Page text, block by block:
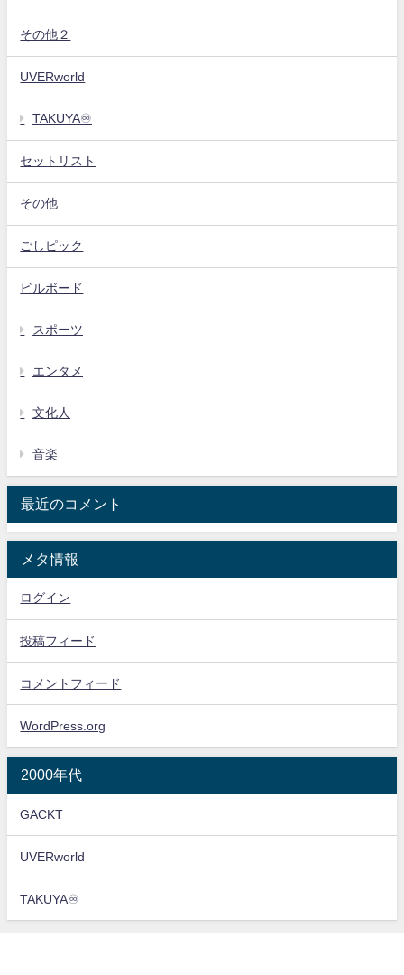
その他２
UVERworld
TAKUYA♾️
セットリスト
その他
ごしピック
ビルボード
スポーツ
エンタメ
文化人
音楽
最近のコメント
メタ情報
ログイン
投稿フィード
コメントフィード
WordPress.org
2000年代
GACKT
UVERworld
TAKUYA♾️